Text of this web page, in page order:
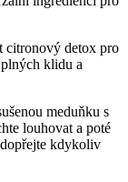
citronový detox pro
klidu a
meduňku s
louhovat a poté
kdykoliv